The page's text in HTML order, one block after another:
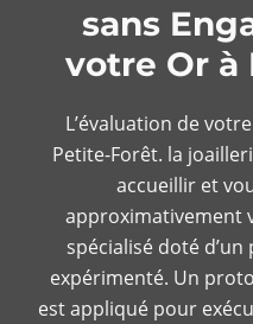
sans
votre Or à
L’évaluation de
Petite-Forêt. la
accueillir et
approximativement
spécialisé doté
expérimenté. Un
est appliqué pour